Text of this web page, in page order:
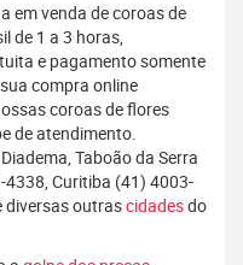
em venda de coroas de
de 1 a 3 horas,
e pagamento somente
compra online
coroas de flores
de atendimento.
Taboão da Serra
4338, Curitiba (41) 4003-
diversas outrascidadesdo